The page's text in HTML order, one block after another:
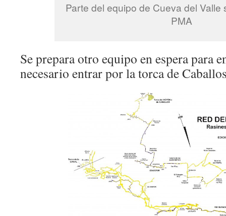
Parte del equipo de Cueva del Valle
PMA
Se prepara otro equipo en espera para
necesario entrar por la torca de